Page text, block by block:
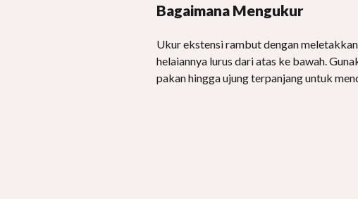
Bagaimana Mengukur
Ukur ekstensi rambut dengan
helaiannya lurus dari atas ke bawah.
pakan hingga ujung terpanjang untuk